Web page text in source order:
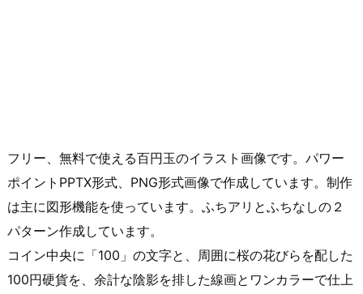
フリー、無料で使える百円玉のイラスト画像です。パワー
ポイントPPTX形式、PNG形式画像で作成しています。制作
は主に図形機能を使っています。ふちアリとふちなしの２
パターン作成しています。
コイン中央に「100」の文字と、周囲に桜の花びらを配した
100円硬貨を、余計な陰影を排した線画とワンカラーで仕上